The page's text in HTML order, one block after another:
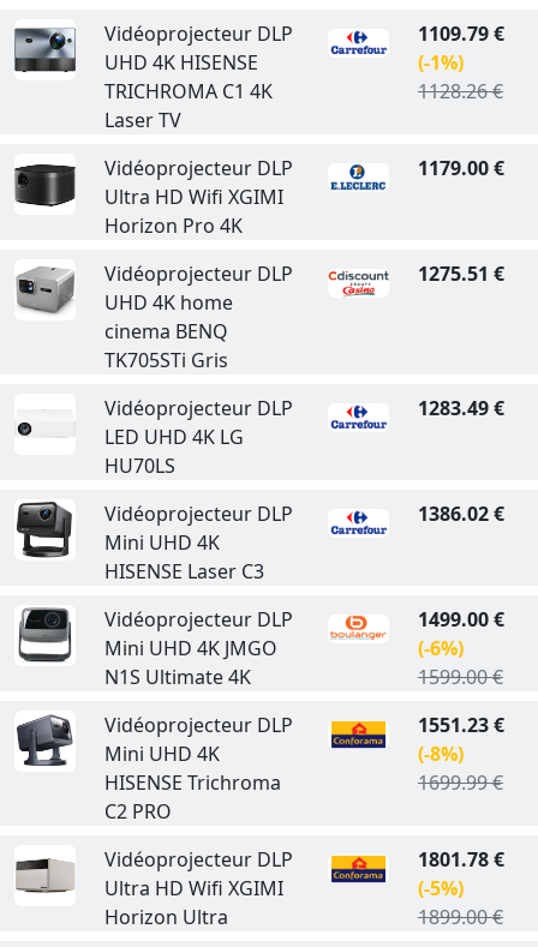
Vidéoprojecteur DLP
UHD 4K HISENSE
TRICHROMA C1 4K
Laser TV
1109.79 €
(-1%)
1128.26 €
Vidéoprojecteur DLP
Ultra HD Wifi XGIMI
Horizon Pro 4K
1179.00 €
Vidéoprojecteur DLP
UHD 4K home
cinema BENQ
TK705STi Gris
1275.51 €
Vidéoprojecteur DLP
LED UHD 4K LG
HU70LS
1283.49 €
Vidéoprojecteur DLP
Mini UHD 4K
HISENSE Laser C3
1386.02 €
Vidéoprojecteur DLP
Mini UHD 4K JMGO
N1S Ultimate 4K
1499.00 €
(-6%)
1599.00 €
Vidéoprojecteur DLP
Mini UHD 4K
HISENSE Trichroma
C2 PRO
1551.23 €
(-8%)
1699.99 €
Vidéoprojecteur DLP
Ultra HD Wifi XGIMI
Horizon Ultra
1801.78 €
(-5%)
1899.00 €